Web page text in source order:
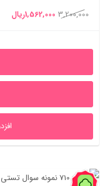
3,200,000 قیمت
3,200,000ریال
1,562,000ریال